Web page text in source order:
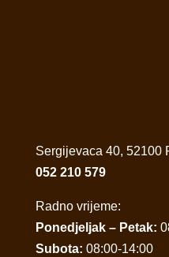
Sergijevaca 40, 52100
052 210 579
Radno vrijeme:
Ponedjeljak – Petak:
Subota: 08:00-14:00